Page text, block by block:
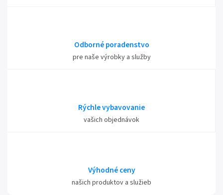
Odborné poradenstvo
pre naše výrobky a služby
Rýchle vybavovanie
vašich objednávok
Výhodné ceny
našich produktov a služieb